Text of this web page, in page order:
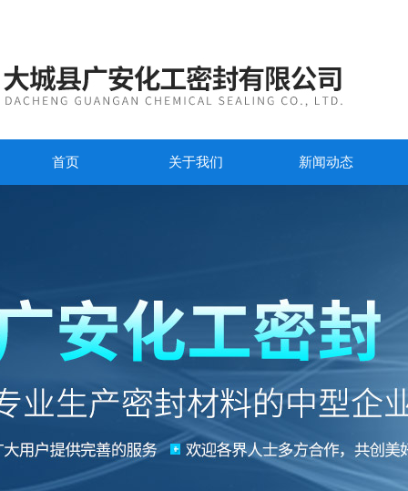
首页 关于我们 新闻动态